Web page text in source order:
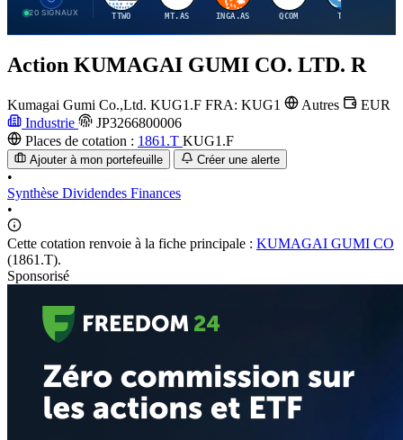
20 SIGNAUX TTWO MT.AS INGA.AS QCOM TTE
Action KUMAGAI GUMI CO. LTD. R
Kumagai Gumi Co.,Ltd. KUG1.F FRA: KUG1 Autres
EUR
Industrie
JP3266800006
Places de cotation : 1861.T KUG1.F
Ajouter à mon portefeuille Créer une alerte
•
Synthèse Dividendes Finances
•
Cette cotation renvoie à la fiche principale : KUMAGAI GUMI CO
(1861.T).
Sponsorisé